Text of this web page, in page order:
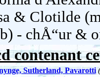
& Clotilde
- chÅ“ur &
contenant
Sutherland, Pavarotti